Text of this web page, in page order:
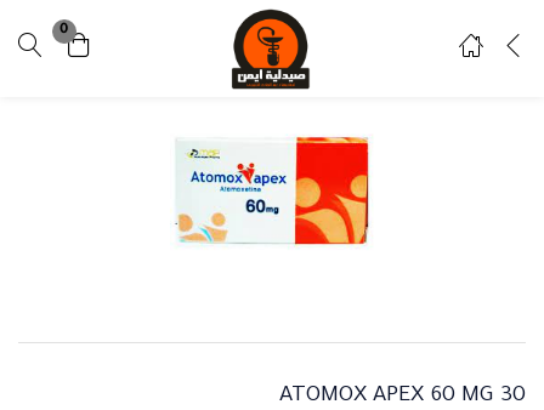
0
تسجيل دخول تسجيل
ادخل اسم المستخدم وكلمة المرور للدخول.
ATOMOX APEX 60 MG 30